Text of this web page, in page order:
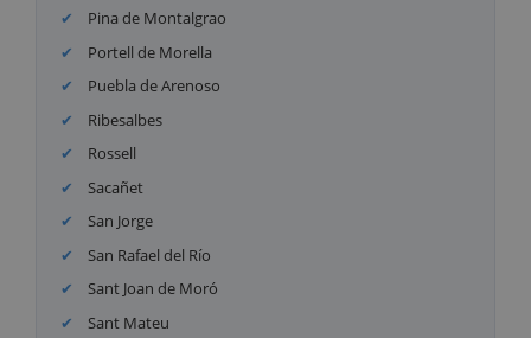
Pina de Montalgrao
Portell de Morella
Puebla de Arenoso
Ribesalbes
Rossell
Sacañet
San Jorge
San Rafael del Río
Sant Joan de Moró
Sant Mateu